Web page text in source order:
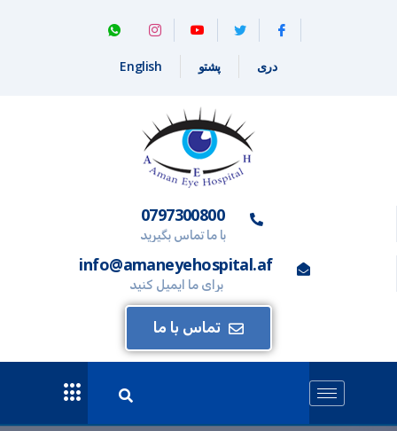
دری پشتو English
0797300800
با ما تماس بگیرید
info@amaneyehospital.af
برای ما ایمیل کنید
تماس با ما